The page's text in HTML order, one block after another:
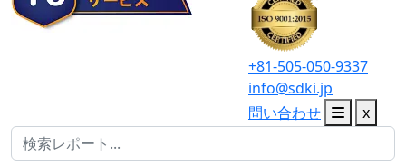
+81-505-050-9337
info@sdki.jp
問い合わせ
x